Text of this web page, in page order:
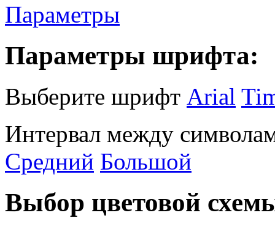
Параметры
Параметры шрифта:
Выберите шрифт Arial
Интервал между
Средний Большой
Выбор цветовой